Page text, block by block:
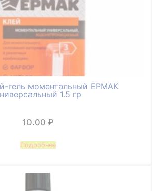
гель моментальный ЕРМАК
1.5 гр
10.00 ₽
Подробнее